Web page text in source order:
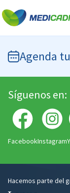
Agenda
Síguenos en:
FacebookInstagram
Hacemos parte del